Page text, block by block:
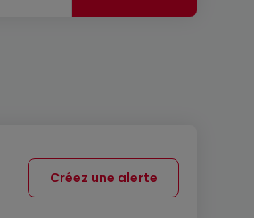
Créez une alerte